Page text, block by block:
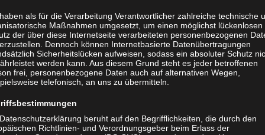
als für die Verarbeitung Verantwortlicher zahlreiche technische
Maßnahmen umgesetzt, um einen möglichst lückenlosen
der über diese Internetseite verarbeiteten personenbezogenen
Dennoch können Internetbasierte Datenübertragungen
Sicherheitslücken aufweisen, sodass ein absoluter Schutz
werden kann. Aus diesem Grund steht es jeder betroffenen
frei, personenbezogene Daten auch auf alternativen Wegen,
telefonisch, an uns zu übermitteln.
beruht auf den Begrifflichkeiten, die durch den
Richtlinien- und Verordnungsgeber beim Erlass der